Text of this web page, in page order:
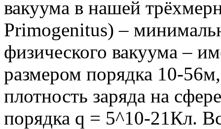
вакуума в нашей
Primogenitus) –
физического вакуума –
размером порядка 10-
плотность заряда на
порядка q = 5^10-21Кл.